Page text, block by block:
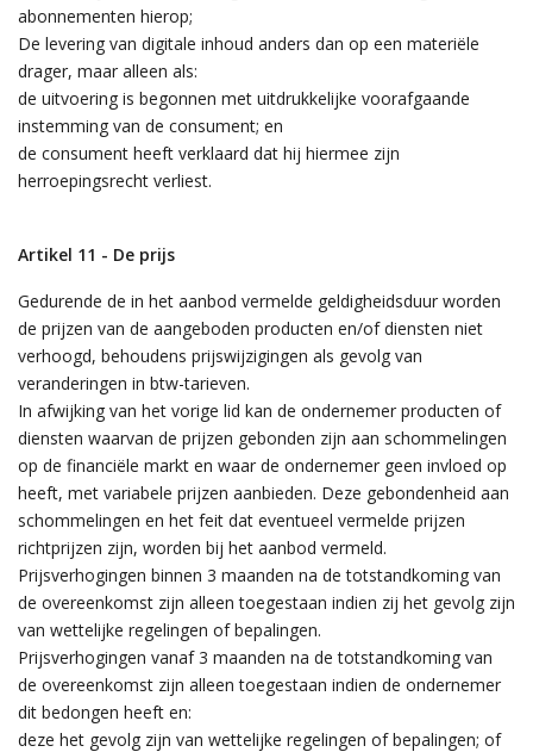
abonnementen hierop;
De levering van digitale inhoud anders dan op een materiële
drager, maar alleen als:
de uitvoering is begonnen met uitdrukkelijke voorafgaande
instemming van de consument; en
de consument heeft verklaard dat hij hiermee zijn
herroepingsrecht verliest.
Artikel 11 - De prijs
Gedurende de in het aanbod vermelde geldigheidsduur worden
de prijzen van de aangeboden producten en/of diensten niet
verhoogd, behoudens prijswijzigingen als gevolg van
veranderingen in btw-tarieven.
In afwijking van het vorige lid kan de ondernemer producten of
diensten waarvan de prijzen gebonden zijn aan schommelingen
op de financiële markt en waar de ondernemer geen invloed op
heeft, met variabele prijzen aanbieden. Deze gebondenheid aan
schommelingen en het feit dat eventueel vermelde prijzen
richtprijzen zijn, worden bij het aanbod vermeld.
Prijsverhogingen binnen 3 maanden na de totstandkoming van
de overeenkomst zijn alleen toegestaan indien zij het gevolg zijn
van wettelijke regelingen of bepalingen.
Prijsverhogingen vanaf 3 maanden na de totstandkoming van
de overeenkomst zijn alleen toegestaan indien de ondernemer
dit bedongen heeft en:
deze het gevolg zijn van wettelijke regelingen of bepalingen; of